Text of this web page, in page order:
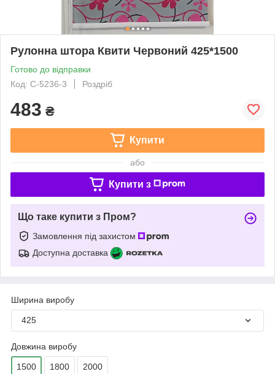
Рулонна штора Квити Червоний 425*1500
Готово до відправки
Код: С-5236-3
Роздріб
483 ₴
Купити
або
Купити з
Що таке купити з Пром?
Замовлення під захистом
Доступна доставка
Ширина виробу
425
Довжина виробу
1500 1800 2000